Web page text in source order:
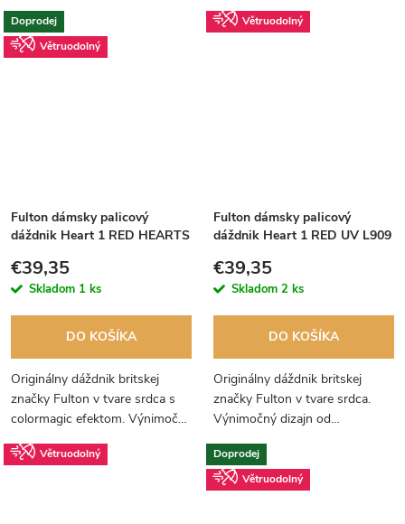
poťah s motívom, ktorý Vás
nabije pozitívnou energiou.
brestového dreva.
Doprodej
Větruodolný
Fulton dámsky palicový
dáždnik Heart 1 RED HEARTS
€39,35
Skladom 1 ks
DO KOŠÍKA
Originálny dáždnik britskej
značky Fulton v tvare srdca s
colormagic efektom. Výnimočný
Větruodolný
Fulton dámsky palicový
dáždnik Heart 1 RED UV L909
€39,35
Skladom 2 ks
DO KOŠÍKA
Originálny dáždnik britskej
značky Fulton v tvare srdca.
Výnimočný dizajn od
Větruodolný
Doprodej
Větruodolný